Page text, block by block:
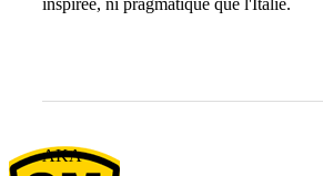
inspirée, ni pragmatique que l'Italie.
AKA